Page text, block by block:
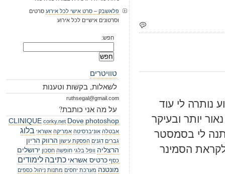
נותרה לי עוד
יותר ובעיקר
לי בסמסטר
הסמינר
פלאשבק – סרט אישי לכל אירועסרטים
וסרטונים אישיים לכל אירוע
חפש:
טוויטרים
לשאלות, בקשות וטענות
ruthsegal@gmail.com
על מה אני כותבת?
CLINIQUE corky.net Dovephotoshop
אבטלה אוניברסיטה אמריקה אשראי בלוג
גברים דגנים הפסקת עישון הרווקהריון
הרצליה וופל בלגי חופשה חסכון ירושלים
כסף כרטיס אשראיכתיבהלימודים
מונטנה מערכת יחסים מתנות ניהול כספים